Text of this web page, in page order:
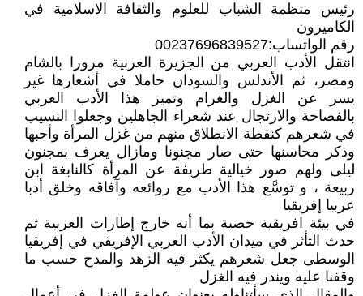
رئيس منظمة الشباب للعلوم والثقافة الاسلامية في
الكاميرون
رقم الواتساب:00237696839527
انتقل الأدب العربي من الجزيرة العربية مرورا بالشام
ومصر، ثم الأندلس والسودان حاملا في أشعارها غير
يسر عن الغزل والغرام وتميز هذا الأدب العربي
بالفصاحة والارتجال عند شعراء الجاهلين وجعلوا النسيب
في شعرهم كنقطة الانطلاق منهم من غزل المرأة وأحبها
وذكر محاسنها حتى صار مجنونا ومازال يعرف بمجنون
ليلى ولهم صور خيالية طريفة عن المرأة كالنابغة ابن
ربيعة ، و توسَّع هذا الأدب مع روائعه وآفاقه وخلق أدبا
عربيا إفريقيا
في بيئة افريقية خصبة بما أنه خارج إطارات العربية ثم
حدث التأثر في ميدان الأدب العربي الإفريقي في إفريقيا
الوسطى جعل شعرهم يكثر فيه الزهد والمدح حسب ما
وقفنا عليه ويندر فيه الغزل